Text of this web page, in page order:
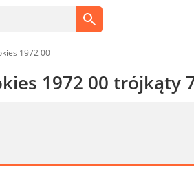
1972 00
1972 00 trójkąty